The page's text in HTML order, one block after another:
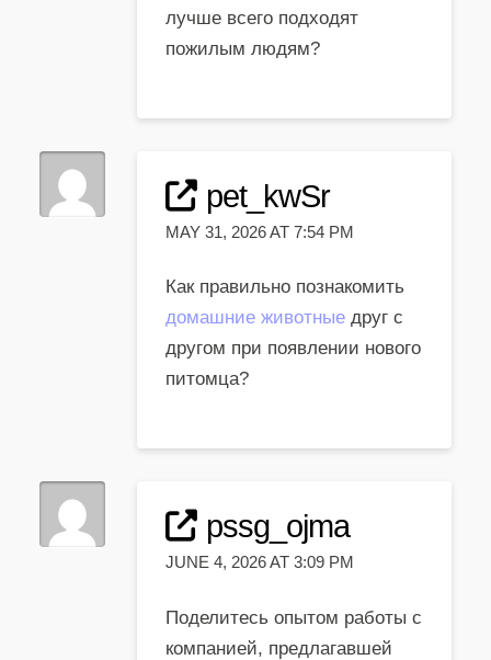
лучше всего подходят
пожилым людям?
pet_kwSr
MAY 31, 2026 AT 7:54 PM
Как правильно познакомить
домашние животные друг с
другом при появлении нового
питомца?
pssg_ojma
JUNE 4, 2026 AT 3:09 PM
Поделитесь опытом работы с
компанией, предлагавшей